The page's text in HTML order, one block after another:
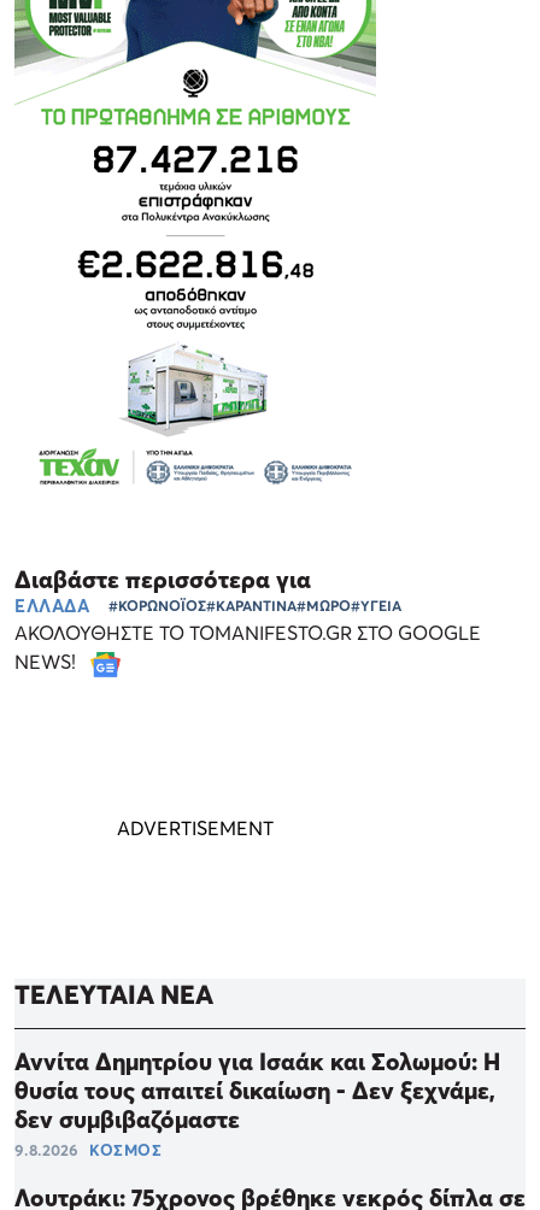
Διαβάστε περισσότερα για
ΕΛΛΑΔΑ #ΚΟΡΩΝΟΪΟΣ#ΚΑΡΑΝΤΙΝΑ#ΜΩΡΟ#ΥΓΕΙΑ
ΑΚΟΛΟΥΘΗΣΤΕ ΤΟ TOMANIFESTO.GR ΣΤΟ GOOGLE
NEWS!
ΤΕΛΕΥΤΑΙΑ ΝΕΑ
Αννίτα Δημητρίου για Ισαάκ και Σολωμού: Η
θυσία τους απαιτεί δικαίωση - Δεν ξεχνάμε,
δεν συμβιβαζόμαστε
9.8.2026 ΚΟΣΜΟΣ
Λουτράκι: 75χρονος βρέθηκε νεκρός δίπλα σε